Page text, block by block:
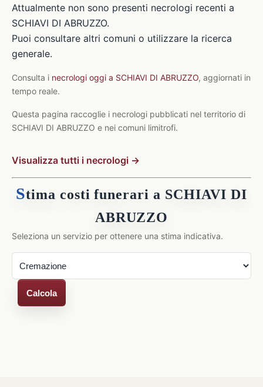
Attualmente non sono presenti necrologi recenti a
SCHIAVI DI ABRUZZO.
Puoi consultare altri comuni o utilizzare la ricerca
generale.
Consulta i necrologi oggi a SCHIAVI DI ABRUZZO, aggiornati in
tempo reale.
Questa pagina raccoglie i necrologi pubblicati nel territorio di
SCHIAVI DI ABRUZZO e nei comuni limitrofi.
Visualizza tutti i necrologi →
Stima costi funerari a SCHIAVI DI
ABRUZZO
Seleziona un servizio per ottenere una stima indicativa.
Calcola